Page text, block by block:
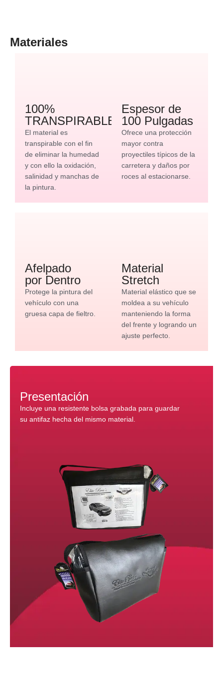
Materiales
100%
TRANSPIRABLE
El material es
transpirable con el fin
de eliminar la humedad
y con ello la oxidación,
salinidad y manchas de
la pintura.
Espesor de
100 Pulgadas
Ofrece una protección
mayor contra
proyectiles típicos de la
carretera y daños por
roces al estacionarse.
Afelpado
por Dentro
Protege la pintura del
vehículo con una
gruesa capa de fieltro.
Material
Stretch
Material elástico que se
moldea a su vehículo
manteniendo la forma
del frente y logrando un
ajuste perfecto.
Presentación
Incluye una resistente bolsa grabada para guardar
su antifaz hecha del mismo material.